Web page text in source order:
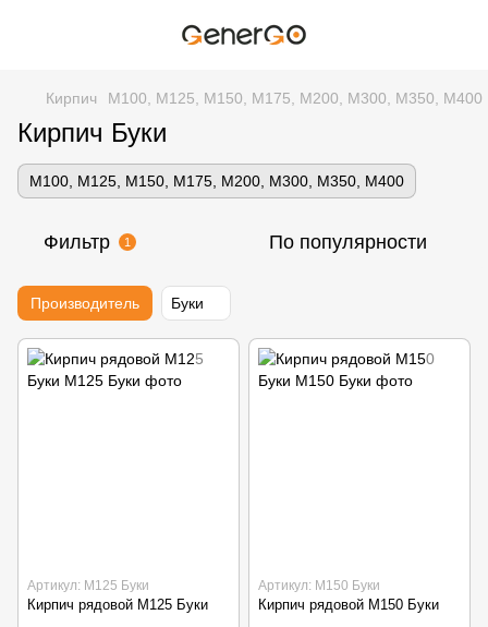
Кирпич М100, М125, М150, М175, М200, М300, М350, М400
Кирпич Буки
М100, М125, М150, М175, М200, М300, М350, М400
Фильтр 1 По популярности
Производитель Буки
Артикул: М125 Буки
Кирпич рядовой М125 Буки
Артикул: М150 Буки
Кирпич рядовой М150 Буки